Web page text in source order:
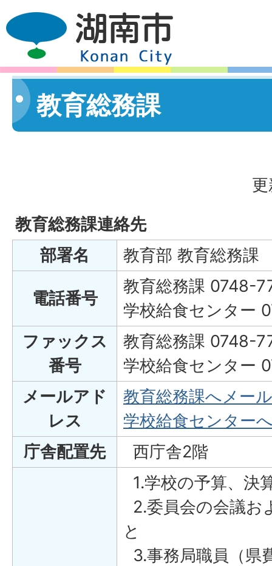
教育総務課
教育総務課連絡先
部署名
教育部 教育総務課
電話番号
教育総務課 0748-
学校給食センター
ファックス
番号
教育総務課 0748-
学校給食センター
メールアド
レス
教育総務課へメー
学校給食センター
庁舎配置先
西庁舎2階
1.学校の予算、決
2.委員会の会議お
と
3.事務局職員（県